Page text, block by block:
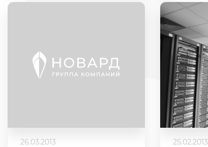
26.03.2013 25.02.2013